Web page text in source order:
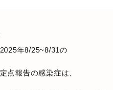
2025年8/25~8/31の
定点報告の感染症は、